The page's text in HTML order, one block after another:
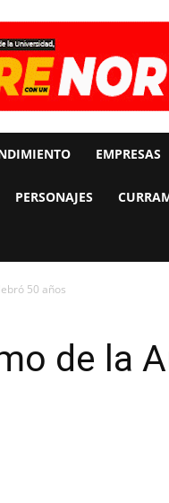
EMPRESAS
PERSONAJES
50 años
de la